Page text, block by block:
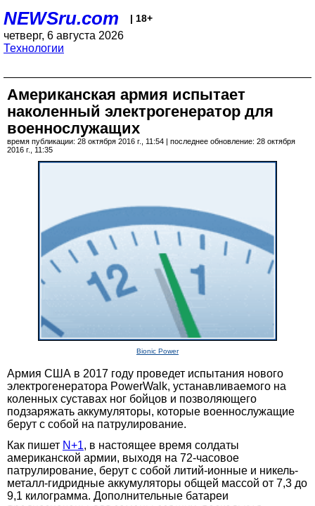
NEWSru.com | 18+
четверг, 6 августа 2026
Технологии
Американская армия испытает
наколенный электрогенератор для
военнослужащих
время публикации: 28 октября 2016 г., 11:54 | последнее обновление: 28 октября
2016 г., 11:35
Bionic Power
Армия США в 2017 году проведет испытания нового
электрогенератора PowerWalk, устанавливаемого на
коленных суставах ног бойцов и позволяющего
подзаряжать аккумуляторы, которые военнослужащие
берут с собой на патрулирование.
Как пишет N+1, в настоящее время солдаты
американской армии, выходя на 72-часовое
патрулирование, берут с собой литий-ионные и никель-
металл-гидридные аккумуляторы общей массой от 7,3 до
9,1 килограмма. Дополнительные батареи